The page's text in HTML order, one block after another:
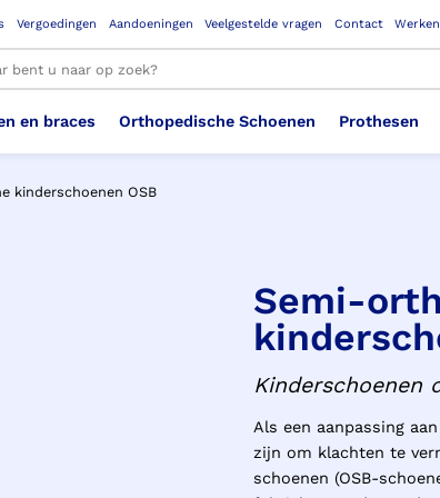
Vergoedingen Aandoeningen Veelgestelde vragen Contact
en braces Orthopedische Schoenen Prothesen
Hand & Vinger prothese
kinderschoenen OSB
Semi-
Kinderschoenen
Als een aanpassing
zijn om klachten te
schoenen (OSB-